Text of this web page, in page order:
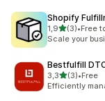
Shopify
1,9z 5 hvězd
(3)
Celkový počet
•Free
Scale your
Bestfulfill
3,3z 5 hvězd
(3)
Celkový počet
•Free
Efficiently